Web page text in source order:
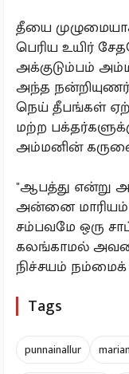
தீயை
பெரிய உயிர்
அக்குடும்பம்
அந்த
நெய் தீபங்கள்
மற்ற
அம்மனின்
"ஆபத்து என்று
அன்னை
சம்பவமே ஒரு
கலங்காமல்
நிச்சயம் நம்மைக்
Tags
punnainallur